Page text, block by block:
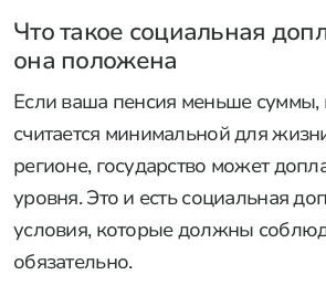
Что такое социальная
она положена
Если ваша пенсия меньше суммы,
считается минимальной для
регионе, государство может
уровня. Это и есть социальная
условия, которые должны
обязательно.